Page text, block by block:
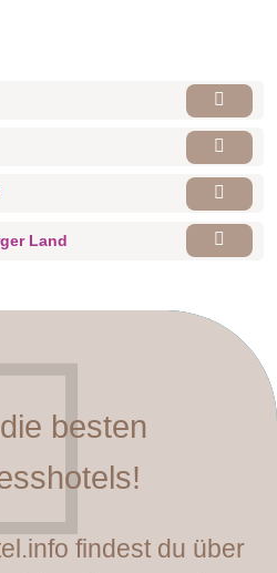
Land
besten
findest du über